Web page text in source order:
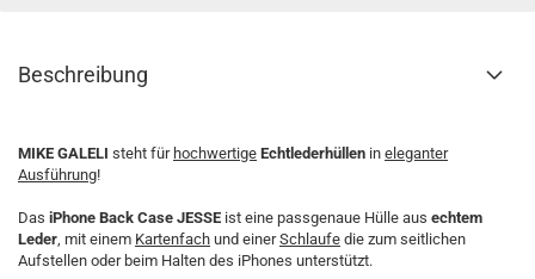
Beschreibung
MIKE GALELI steht für hochwertige Echtlederhüllen in eleganter
Ausführung!
Das iPhone Back Case JESSE ist eine passgenaue Hülle aus echtem
Leder, mit einem Kartenfach und einerSchlaufe die zum seitlichen
Aufstellen oder beim Halten des iPhones unterstützt.